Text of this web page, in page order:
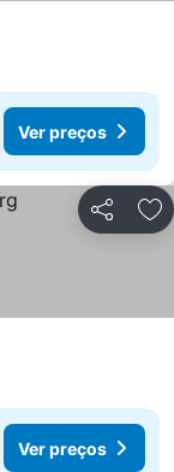
Ver preços
Partilhar
Ver preços